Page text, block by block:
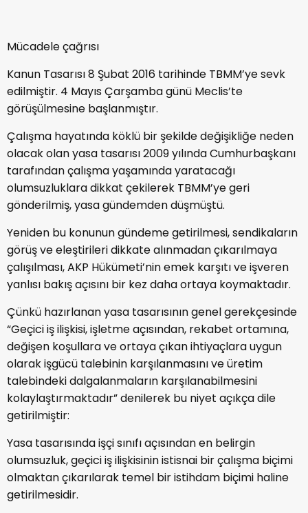
Mücadele çağrısı
Kanun Tasarısı 8 Şubat 2016 tarihinde TBMM’ye sevk
edilmiştir. 4 Mayıs Çarşamba günü Meclis’te
görüşülmesine başlanmıştır.
Çalışma hayatında köklü bir şekilde değişikliğe neden
olacak olan yasa tasarısı 2009 yılında Cumhurbaşkanı
tarafından çalışma yaşamında yaratacağı
olumsuzluklara dikkat çekilerek TBMM’ye geri
gönderilmiş, yasa gündemden düşmüştü.
Yeniden bu konunun gündeme getirilmesi, sendikaların
görüş ve eleştirileri dikkate alınmadan çıkarılmaya
çalışılması, AKP Hükümeti’nin emek karşıtı ve işveren
yanlısı bakış açısını bir kez daha ortaya koymaktadır.
Çünkü hazırlanan yasa tasarısının genel gerekçesinde
“Geçici iş ilişkisi, işletme açısından, rekabet ortamına,
değişen koşullara ve ortaya çıkan ihtiyaçlara uygun
olarak işgücü talebinin karşılanmasını ve üretim
talebindeki dalgalanmaların karşılanabilmesini
kolaylaştırmaktadır” denilerek bu niyet açıkça dile
getirilmiştir:
Yasa tasarısında işçi sınıfı açısından en belirgin
olumsuzluk, geçici iş ilişkisinin istisnai bir çalışma biçimi
olmaktan çıkarılarak temel bir istihdam biçimi haline
getirilmesidir.